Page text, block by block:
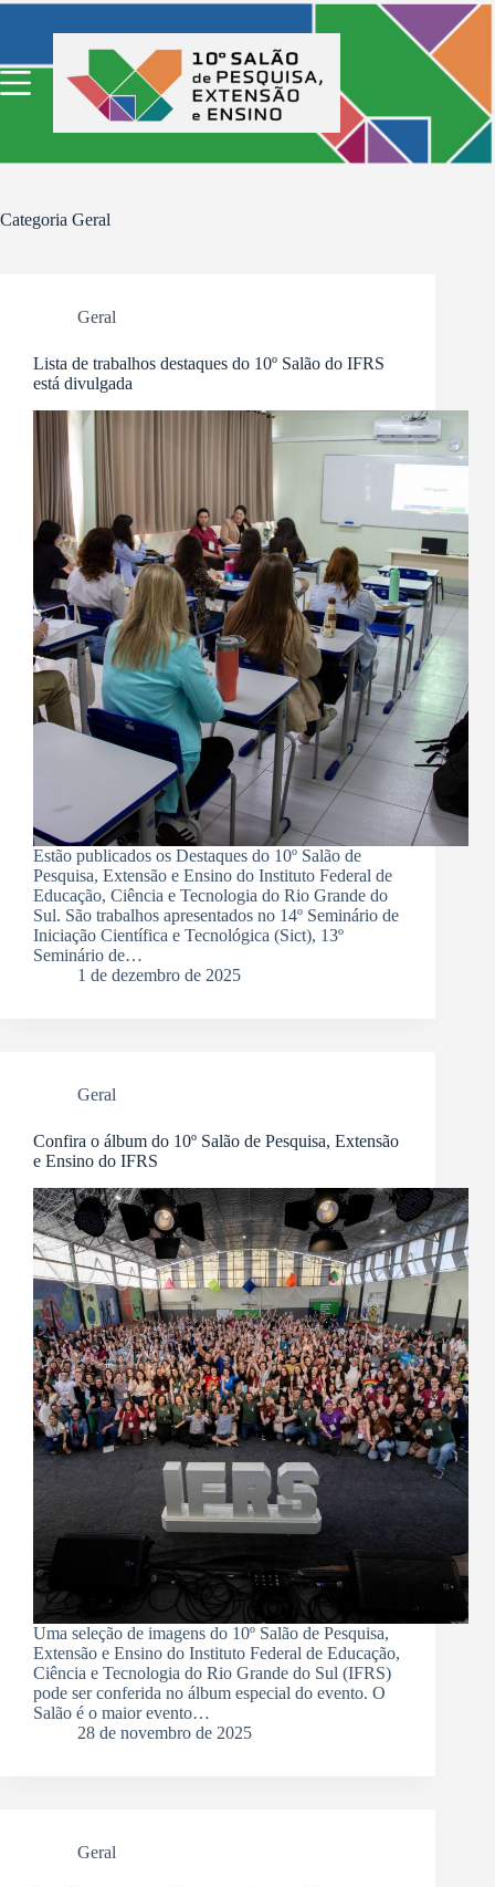
Pular
conteúdo
Categoria Geral
Geral
Lista de trabalhos destaques do 10º Salão do IFRS
está divulgada
Estão publicados os Destaques do 10º Salão de
Pesquisa, Extensão e Ensino do Instituto Federal de
Educação, Ciência e Tecnologia do Rio Grande do
Sul. São trabalhos apresentados no 14º Seminário de
Iniciação Científica e Tecnológica (Sict), 13º
Seminário de…
1 de dezembro de 2025
Geral
Confira o álbum do 10º Salão de Pesquisa, Extensão
e Ensino do IFRS
Uma seleção de imagens do 10º Salão de Pesquisa,
Extensão e Ensino do Instituto Federal de Educação,
Ciência e Tecnologia do Rio Grande do Sul (IFRS)
pode ser conferida no álbum especial do evento. O
Salão é o maior evento…
28 de novembro de 2025
Geral